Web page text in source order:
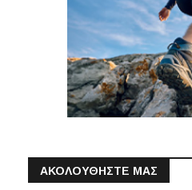
ΑΚΟΛΟΥΘΗΣΤΕ ΜΑΣ